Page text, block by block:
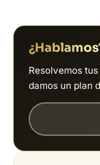
Resolvemos
damos un plan